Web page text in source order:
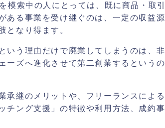
模索中の人にとっては、既に商品・取引
ある事業を受け継ぐのは、一定の収益源
となり得ます。
いう理由だけで廃業してしまうのは、非
ーズへ進化させて第二創業するというの
承継のメリットや、フリーランスによる
チング支援」の特徴や利用方法、成約事